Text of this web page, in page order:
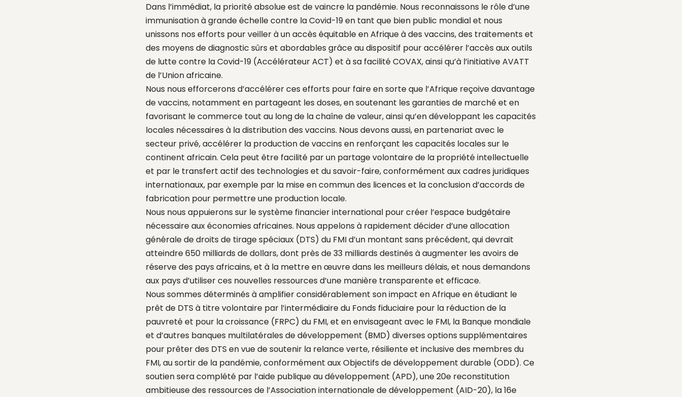
Dans l’immédiat, la priorité absolue est de vaincre la pandémie. Nous reconnaissons le rôle d’une
immunisation à grande échelle contre la Covid-19 en tant que bien public mondial et nous
unissons nos efforts pour veiller à un accès équitable en Afrique à des vaccins, des traitements et
des moyens de diagnostic sûrs et abordables grâce au dispositif pour accélérer l’accès aux outils
de lutte contre la Covid-19 (Accélérateur ACT) et à sa facilité COVAX, ainsi qu’à l’initiative AVATT
de l’Union africaine.
Nous nous efforcerons d’accélérer ces efforts pour faire en sorte que l’Afrique reçoive davantage
de vaccins, notamment en partageant les doses, en soutenant les garanties de marché et en
favorisant le commerce tout au long de la chaîne de valeur, ainsi qu’en développant les capacités
locales nécessaires à la distribution des vaccins. Nous devons aussi, en partenariat avec le
secteur privé, accélérer la production de vaccins en renforçant les capacités locales sur le
continent africain. Cela peut être facilité par un partage volontaire de la propriété intellectuelle
et par le transfert actif des technologies et du savoir-faire, conformément aux cadres juridiques
internationaux, par exemple par la mise en commun des licences et la conclusion d’accords de
fabrication pour permettre une production locale.
Nous nous appuierons sur le système financier international pour créer l’espace budgétaire
nécessaire aux économies africaines. Nous appelons à rapidement décider d’une allocation
générale de droits de tirage spéciaux (DTS) du FMI d’un montant sans précédent, qui devrait
atteindre 650 milliards de dollars, dont près de 33 milliards destinés à augmenter les avoirs de
réserve des pays africains, et à la mettre en œuvre dans les meilleurs délais, et nous demandons
aux pays d’utiliser ces nouvelles ressources d’une manière transparente et efficace.
Nous sommes déterminés à amplifier considérablement son impact en Afrique en étudiant le
prêt de DTS à titre volontaire par l’intermédiaire du Fonds fiduciaire pour la réduction de la
pauvreté et pour la croissance (FRPC) du FMI, et en envisageant avec le FMI, la Banque mondiale
et d’autres banques multilatérales de développement (BMD) diverses options supplémentaires
pour prêter des DTS en vue de soutenir la relance verte, résiliente et inclusive des membres du
FMI, au sortir de la pandémie, conformément aux Objectifs de développement durable (ODD). Ce
soutien sera complété par l’aide publique au développement (APD), une 20e reconstitution
ambitieuse des ressources de l’Association internationale de développement (AID-20), la 16e